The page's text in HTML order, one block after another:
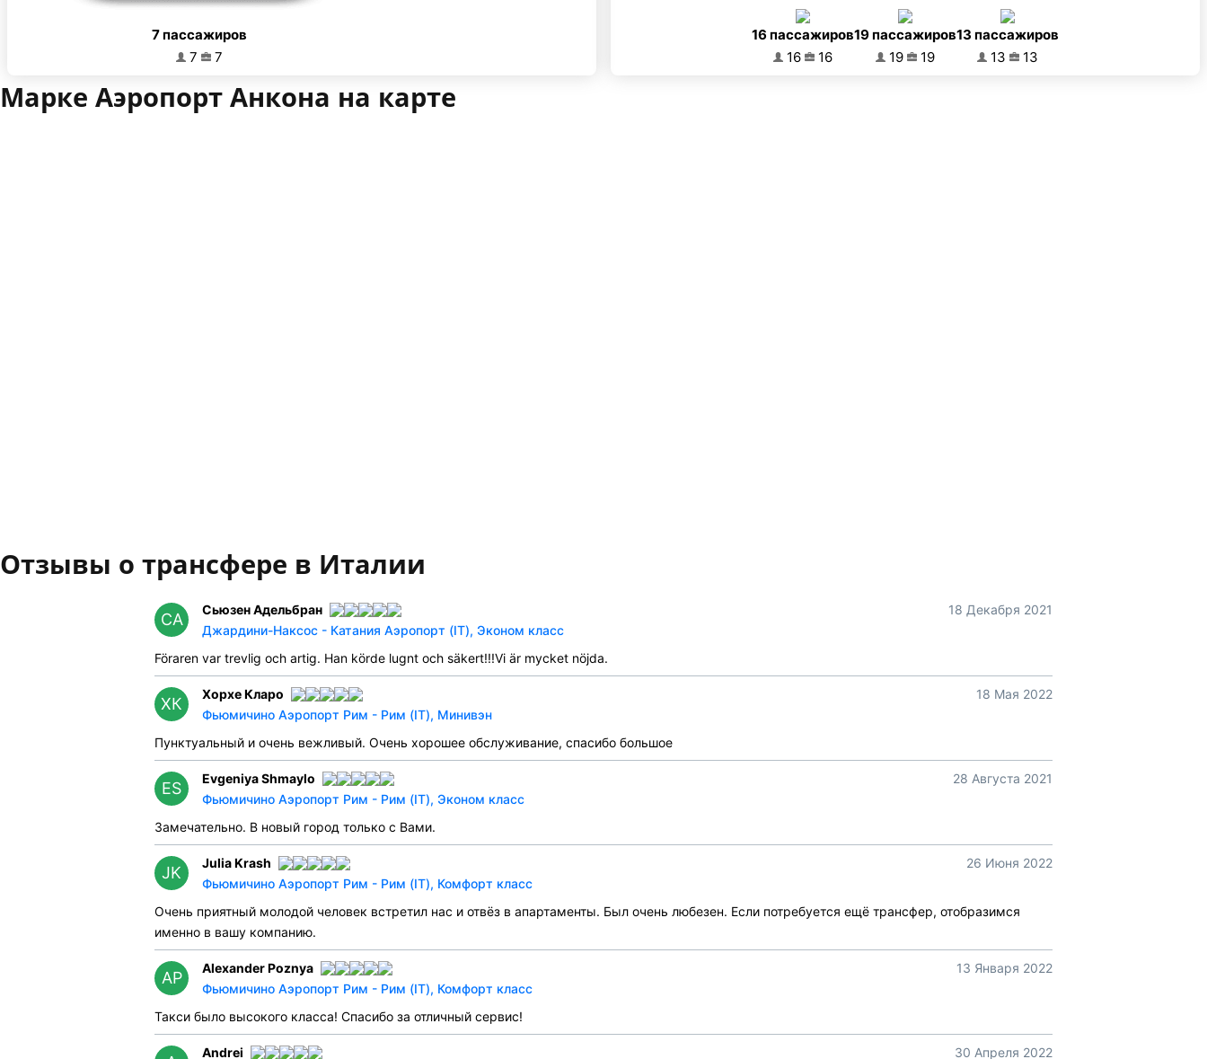
7 пассажиров
7
7
16 пассажиров
16
16
19 пассажиров
19
19
13 пассажиров
13
13
Марке Аэропорт Анкона на карте
Отзывы о трансфере в Италии
СА
Сьюзен Адельбран
18 Декабря 2021
Джардини-Наксос - Катания Аэропорт (IT), Эконом класс
Föraren var trevlig och artig. Han körde lugnt och säkert!!!Vi är mycket nöjda.
ХК
Хорхе Кларо
18 Мая 2022
Фьюмичино Аэропорт Рим - Рим (IT), Минивэн
Пунктуальный и очень вежливый. Очень хорошее обслуживание, спасибо большое
ES
Evgeniya Shmaylo
28 Августа 2021
Фьюмичино Аэропорт Рим - Рим (IT), Эконом класс
Замечательно. В новый город только с Вами.
JK
Julia Krash
26 Июня 2022
Фьюмичино Аэропорт Рим - Рим (IT), Комфорт класс
Очень приятный молодой человек встретил нас и отвёз в апартаменты. Был очень любезен. Если потребуется ещё трансфер, отобразимся
именно в вашу компанию.
AP
Alexander Poznya
13 Января 2022
Фьюмичино Аэропорт Рим - Рим (IT), Комфорт класс
Такси было высокого класса! Спасибо за отличный сервис!
Andrei 30 Апреля 2022